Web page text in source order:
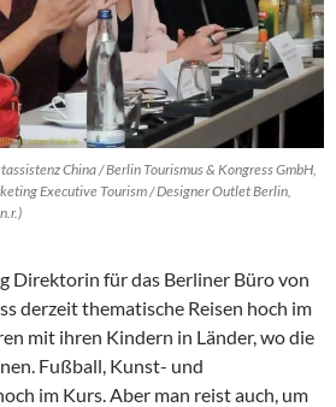
China / Berlin Tourismus & Kongress GmbH,
Executive Tourism / Designer Outlet Berlin,
Direktorin für das Berliner Büro von
derzeit thematische Reisen hoch im
mit ihren Kindern in Länder, wo die
Fußball, Kunst- und
im Kurs. Aber man reist auch, um